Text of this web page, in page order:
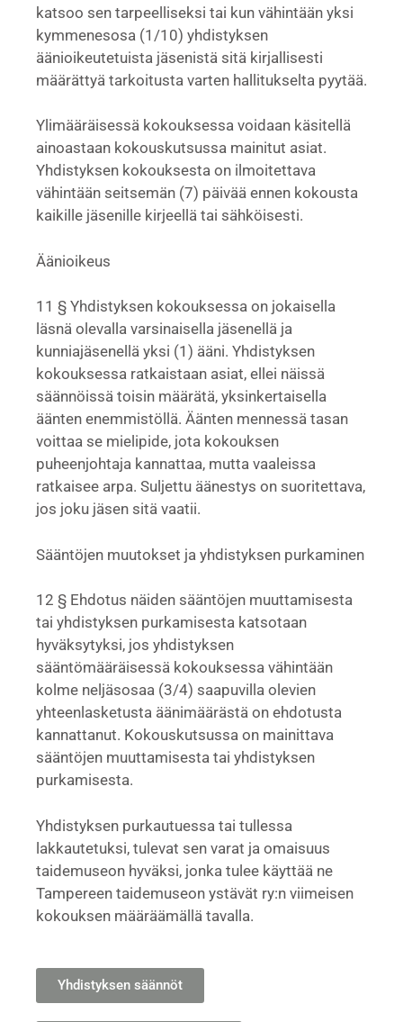
katsoo sen tarpeelliseksi tai kun vähintään yksi
kymmenesosa (1/10) yhdistyksen
äänioikeutetuista jäsenistä sitä kirjallisesti
määrättyä tarkoitusta varten hallitukselta pyytää.
Ylimääräisessä kokouksessa voidaan käsitellä
ainoastaan kokouskutsussa mainitut asiat.
Yhdistyksen kokouksesta on ilmoitettava
vähintään seitsemän (7) päivää ennen kokousta
kaikille jäsenille kirjeellä tai sähköisesti.
Äänioikeus
11 § Yhdistyksen kokouksessa on jokaisella
läsnä olevalla varsinaisella jäsenellä ja
kunniajäsenellä yksi (1) ääni. Yhdistyksen
kokouksessa ratkaistaan asiat, ellei näissä
säännöissä toisin määrätä, yksinkertaisella
äänten enemmistöllä. Äänten mennessä tasan
voittaa se mielipide, jota kokouksen
puheenjohtaja kannattaa, mutta vaaleissa
ratkaisee arpa. Suljettu äänestys on suoritettava,
jos joku jäsen sitä vaatii.
Sääntöjen muutokset ja yhdistyksen purkaminen
12 § Ehdotus näiden sääntöjen muuttamisesta
tai yhdistyksen purkamisesta katsotaan
hyväksytyksi, jos yhdistyksen
sääntömääräisessä kokouksessa vähintään
kolme neljäsosaa (3/4) saapuvilla olevien
yhteenlasketusta äänimäärästä on ehdotusta
kannattanut. Kokouskutsussa on mainittava
sääntöjen muuttamisesta tai yhdistyksen
purkamisesta.
Yhdistyksen purkautuessa tai tullessa
lakkautetuksi, tulevat sen varat ja omaisuus
taidemuseon hyväksi, jonka tulee käyttää ne
Tampereen taidemuseon ystävät ry:n viimeisen
kokouksen määräämällä tavalla.
Yhdistyksen säännöt